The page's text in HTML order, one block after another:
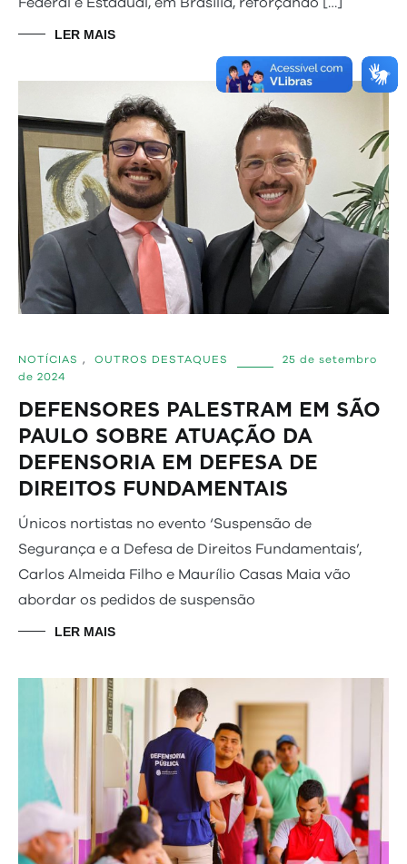
LER MAIS
NOTÍCIAS , OUTROS DESTAQUES
25 de setembro
de 2024
DEFENSORES PALESTRAM EM SÃO
PAULO SOBRE ATUAÇÃO DA
DEFENSORIA EM DEFESA DE
DIREITOS FUNDAMENTAIS
Únicos nortistas no evento ‘Suspensão de
Segurança e a Defesa de Direitos Fundamentais’,
Carlos Almeida Filho e Maurílio Casas Maia vão
abordar os pedidos de suspensão
LER MAIS